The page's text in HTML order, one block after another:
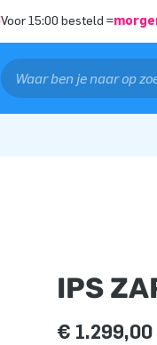
Voor 15:00 besteld =
IPS
€ 1.299,00